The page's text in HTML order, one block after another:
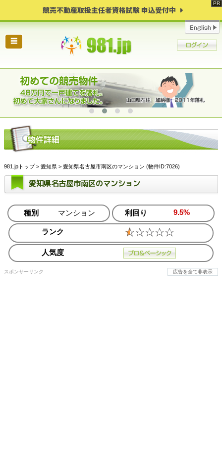
競売不動産取扱主任者資格試験 申込受付中
☰
981.jpトップ> 愛知県 > 愛知県名古屋市南区のマンション (物件ID:7026)
愛知県名古屋市南区のマンション
種別 マンション 利回り 9.5%
ランク
人気度
スポンサーリンク 広告を全て非表示